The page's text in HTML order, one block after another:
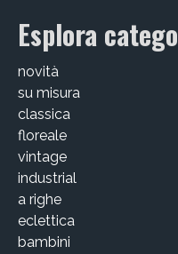
Victor Kastelic
Illustratori
Esplora
novità
su misura
classica
floreale
vintage
industrial
a righe
eclettica
bambini